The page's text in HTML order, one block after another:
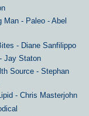
Man - Paleo - Abel
- Diane Sanfilippo
Jay Staton
Source - Stephan
- Chris Masterjohn